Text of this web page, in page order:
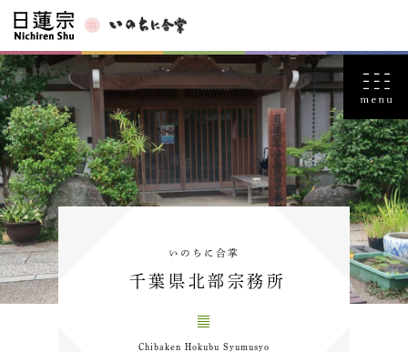
いのちに合掌
千葉県北部宗務所
Chibaken Hokubu Syumusyo